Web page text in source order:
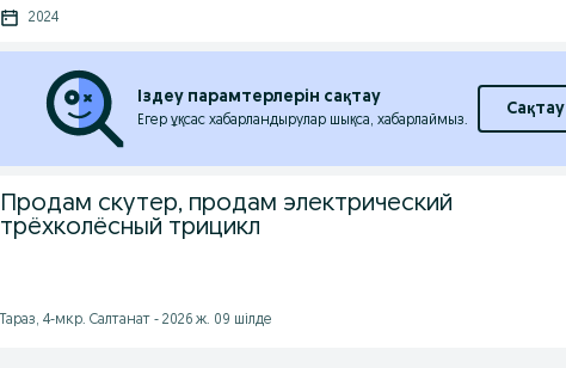
2024
Іздеу парамтерлерін сақтау
Егер ұқсас хабарландырулар шықса, хабарлаймыз.
Сақтау
Продам скутер, продам электрический
трёхколёсный трицикл
Тараз, 4-мкр. Салтанат - 2026 ж. 09 шілде